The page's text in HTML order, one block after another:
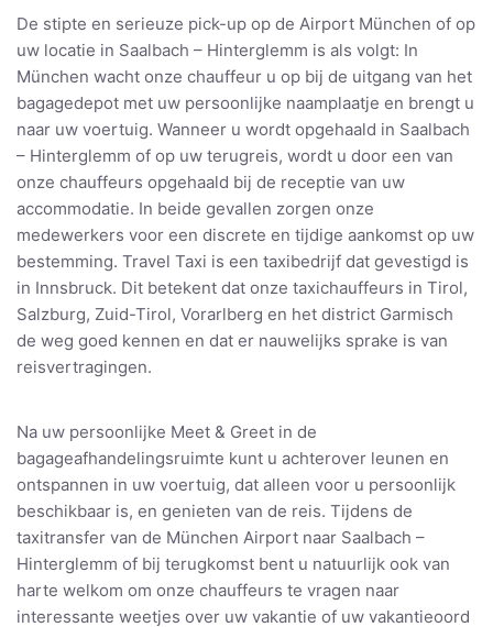
De stipte en serieuze pick-up op de Airport München of op
uw locatie in Saalbach – Hinterglemm is als volgt: In
München wacht onze chauffeur u op bij de uitgang van het
bagagedepot met uw persoonlijke naamplaatje en brengt u
naar uw voertuig. Wanneer u wordt opgehaald in Saalbach
– Hinterglemm of op uw terugreis, wordt u door een van
onze chauffeurs opgehaald bij de receptie van uw
accommodatie. In beide gevallen zorgen onze
medewerkers voor een discrete en tijdige aankomst op uw
bestemming. Travel Taxi is een taxibedrijf dat gevestigd is
in Innsbruck. Dit betekent dat onze taxichauffeurs in Tirol,
Salzburg, Zuid-Tirol, Vorarlberg en het district Garmisch
de weg goed kennen en dat er nauwelijks sprake is van
reisvertragingen.
Na uw persoonlijke Meet & Greet in de
bagageafhandelingsruimte kunt u achterover leunen en
ontspannen in uw voertuig, dat alleen voor u persoonlijk
beschikbaar is, en genieten van de reis. Tijdens de
taxitransfer van de München Airport naar Saalbach –
Hinterglemm of bij terugkomst bent u natuurlijk ook van
harte welkom om onze chauffeurs te vragen naar
interessante weetjes over uw vakantie of uw vakantieoord